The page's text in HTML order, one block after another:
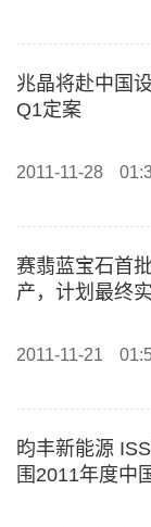
兆晶将赴中国
Q1定案
2011-11-28
赛翡蓝宝石首
产，计划最终
2011-11-21
昀丰新能源
围2011年度中